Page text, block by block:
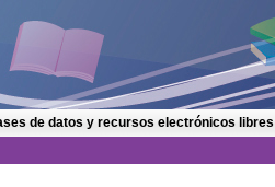
de datos y recursos electrónicos